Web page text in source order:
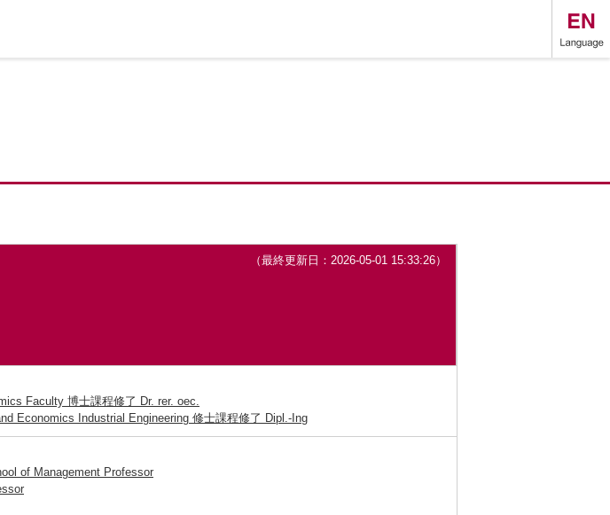
（最終更新日：2026-05-01 15:33:26）
Faculty 博士課程修了 Dr. rer. oec.
Economics Industrial Engineering 修士課程修了 Dipl.-Ing
of Management Professor